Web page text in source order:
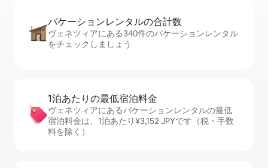
バケーションレ⁠ン⁠タ⁠ル⁠の合⁠計⁠数
ヴェネツィアにある340件のバケーションレンタル
をチェックしましょう
1泊あたりの最⁠低⁠宿⁠泊⁠料⁠金
ヴェネツィアにあるバケーションレンタルの最低
宿泊料金は、1泊あたり¥3,152 JPYです（税・手数
料を除く）